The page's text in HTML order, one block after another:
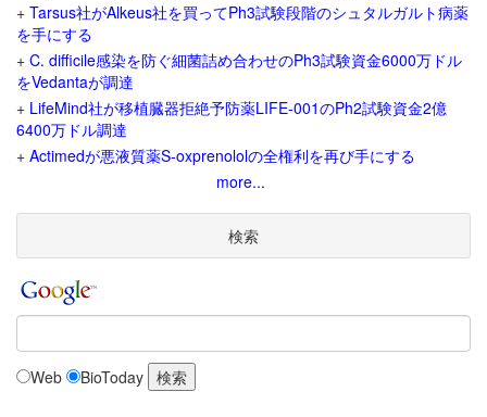
+ Tarsus社がAlkeus社を買ってPh3試験段階のシュタルガルト病薬
を手にする
+ C. difficile感染を防ぐ細菌詰め合わせのPh3試験資金6000万ドル
をVedantaが調達
+ LifeMind社が移植臓器拒絶予防薬LIFE-001のPh2試験資金2億
6400万ドル調達
+ Actimedが悪液質薬S-oxprenololの全権利を再び手にする
more...
検索
Web BioToday